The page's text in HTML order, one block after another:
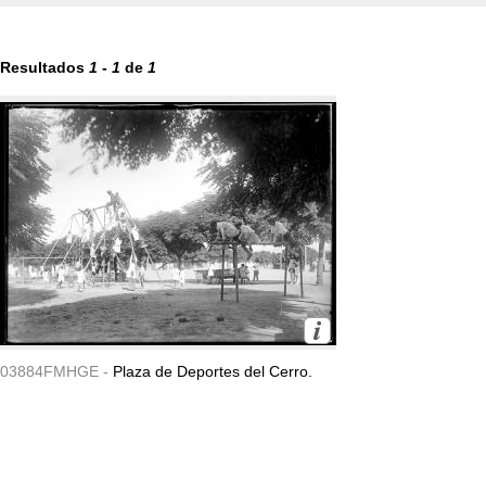
Resultados 1 - 1 de 1
03884FMHGE - Plaza de Deportes del Cerro.